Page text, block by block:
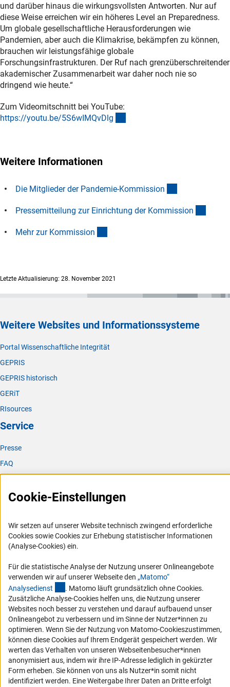
und darüber hinaus die wirkungsvollsten Antworten. Nur auf
diese Weise erreichen wir ein höheres Level an Preparedness.
Um globale gesellschaftliche Herausforderungen wie
Pandemien, aber auch die Klimakrise, bekämpfen zu können,
brauchen wir leistungsfähige globale
Forschungsinfrastrukturen. Der Ruf nach grenzüberschreitender
akademischer Zusammenarbeit war daher noch nie so
dringend wie heute.“
Zum Videomitschnitt bei YouTube:
https://youtu.be/5S6wIMQvDlg
Weitere Informationen
Die Mitglieder der Pandemie-Kommission
Pressemitteilung zur Einrichtung der Kommission
Mehr zur Kommission
Letzte Aktualisierung: 28. November 2021
Weitere Websites und Informationssysteme
Portal Wissenschaftliche Integrität
GEPRIS
GEPRIS historisch
GERiT
RIsources
Service
Presse
FAQ
Logo und Corporate Design
Compliance
Vergabeverfahren
Service und Informationen für Menschen mit Behinderungen
Erklärung zur Barrierefreiheit
Barriere melden
DFG-aktuell
Erhalten Sie Neuigkeiten aus der DFG direkt in Ihr Mailpostfach oder
schauen Sie sich die Ausgaben online an.
Cookie-Einstellungen
Wir setzen auf unserer Website technisch zwingend erforderliche
Cookies sowie Cookies zur Erhebung statistischer Informationen
(Analyse-Cookies) ein.
Für die statistische Analyse der Nutzung unserer Onlineangebote
verwenden wir auf unserer Webseite den „Matomo“
Analysedienst (externer Link)
. Matomo läuft grundsätzlich ohne Cookies.
Zusätzliche Analyse-Cookies helfen uns, die Nutzung unserer
Websites noch besser zu verstehen und darauf aufbauend unser
Onlineangebot zu verbessern und im Sinne der Nutzer*innen zu
optimieren. Wenn Sie der Nutzung von Matomo-Cookieszustimmen,
können diese Cookies auf Ihrem Endgerät gespeichert werden. Wir
werten das Verhalten von unseren Webseitenbesucher*innen
anonymisiert aus, indem wir ihre IP-Adresse lediglich in gekürzter
Form erheben. Sie können von uns als Nutzer*in somit nicht
identifiziert werden. Eine Weitergabe Ihrer Daten an Dritte erfolgt